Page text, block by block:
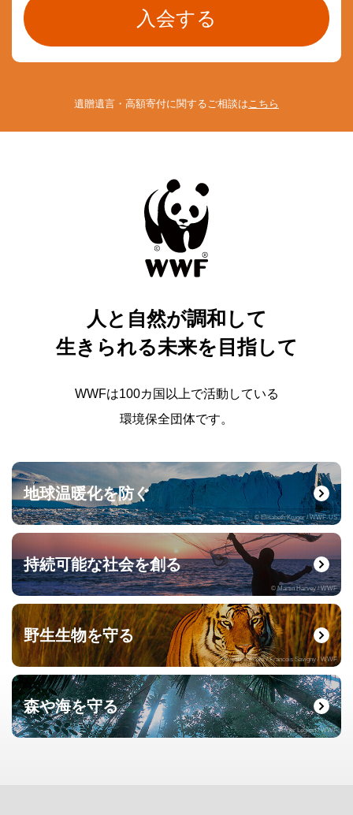
遺贈遺言・高額寄付に関するご相談は こちら
人と自然が調和して
生きられる未来を目指して
WWFは100カ国以上で活動している
環境保全団体です。
地球温暖化を防ぐ
© Elisabeth Kruger / WWF-US
持続可能な社会を創る
© Martin Harvey / WWF
野生生物を守る
© naturepl.com / Francois Savigny / WWF
森や海を守る
© Roger Leguen / WWF